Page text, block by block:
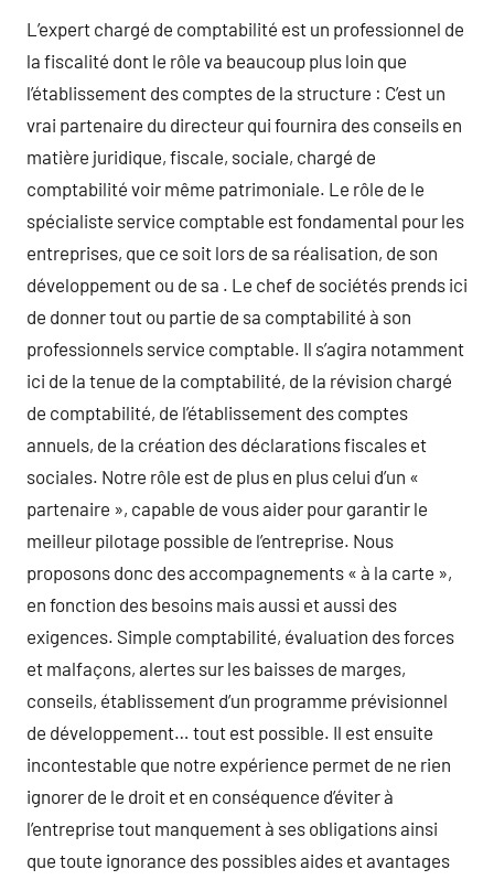
L’expert chargé de comptabilité est un professionnel de
la fiscalité dont le rôle va beaucoup plus loin que
l’établissement des comptes de la structure : C’est un
vrai partenaire du directeur qui fournira des conseils en
matière juridique, fiscale, sociale, chargé de
comptabilité voir même patrimoniale. Le rôle de le
spécialiste service comptable est fondamental pour les
entreprises, que ce soit lors de sa réalisation, de son
développement ou de sa . Le chef de sociétés prends ici
de donner tout ou partie de sa comptabilité à son
professionnels service comptable. Il s’agira notamment
ici de la tenue de la comptabilité, de la révision chargé
de comptabilité, de l’établissement des comptes
annuels, de la création des déclarations fiscales et
sociales. Notre rôle est de plus en plus celui d’un «
partenaire », capable de vous aider pour garantir le
meilleur pilotage possible de l’entreprise. Nous
proposons donc des accompagnements « à la carte »,
en fonction des besoins mais aussi et aussi des
exigences. Simple comptabilité, évaluation des forces
et malfaçons, alertes sur les baisses de marges,
conseils, établissement d’un programme prévisionnel
de développement… tout est possible. Il est ensuite
incontestable que notre expérience permet de ne rien
ignorer de le droit et en conséquence d’éviter à
l’entreprise tout manquement à ses obligations ainsi
que toute ignorance des possibles aides et avantages